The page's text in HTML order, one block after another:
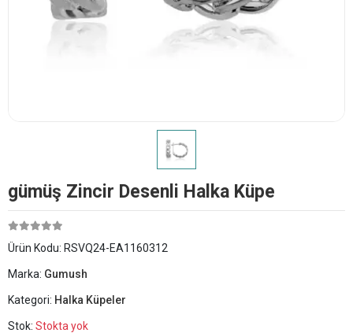
​gümüş Zincir Desenli Halka Küpe
Ürün Kodu: RSVQ24-EA1160312
Marka: Gumush
Kategori: Halka Küpeler
Stok: Stokta yok